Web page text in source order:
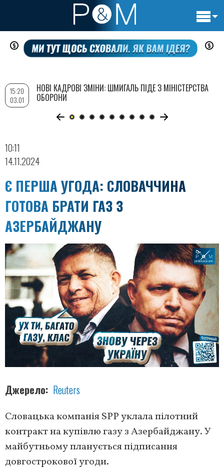
Перейти
до
вмісту
10:11
14.11.2024
Є ПЕРША УГОДА: СЛОВАЧЧИНА
ГОТОВА БРАТИ ГАЗ З
АЗЕРБАЙДЖАНУ
Джерело Reuters
Словацька компанія SPP уклала пілотний
контракт на купівлю газу з Азербайджану. У
майбутньому планується підписання
довгострокової угоди.
15:20
03.01
НОВІ КАДРОВІ ЗМІНИ: ШМИГАЛЬ ПІДЕ З МІНІСТЕРСТВА
ОБОРОНИ